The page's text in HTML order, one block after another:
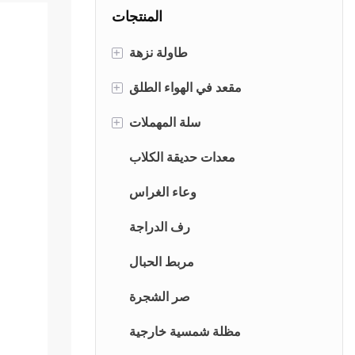
المنتجات
+ طاولة نزهة
طاولة نزهة معدنية
طاولة نزهة خشبية
طاولات وكراسي الألومنيوم
+ مقعد في الهواء الطلق
مقعد معدني
مقعد الخشب
+ سلة المهملات
سلة المهملات المعدنية
سلة المهملات الخشبية
سلة المهملات الداخلية
معدات حديقة الكلاب
وعاء الغراس
رف الدراجة
مربط الحبال
صر الشجرة
مظلة شمسية خارجية